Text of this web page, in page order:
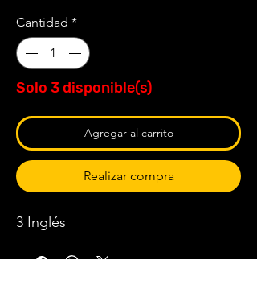
Cantidad *
Solo 3 disponible(s)
Agregar al carrito
Realizar compra
3 Inglés